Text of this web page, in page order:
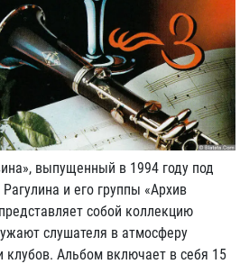
выпущенный в 1994 году под
и его группы «Архив
собой коллекцию
слушателя в атмосферу
клубов. Альбом включает в себя 15